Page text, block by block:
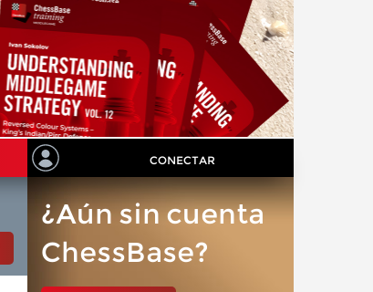
CONECTAR
¿Aún sin cuenta
ChessBase?